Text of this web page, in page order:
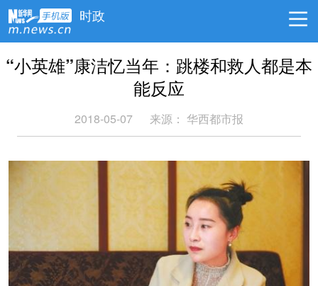
时政
“小英雄”康洁忆当年：跳楼和救人都是本
能反应
2018-05-07 来源： 华西都市报